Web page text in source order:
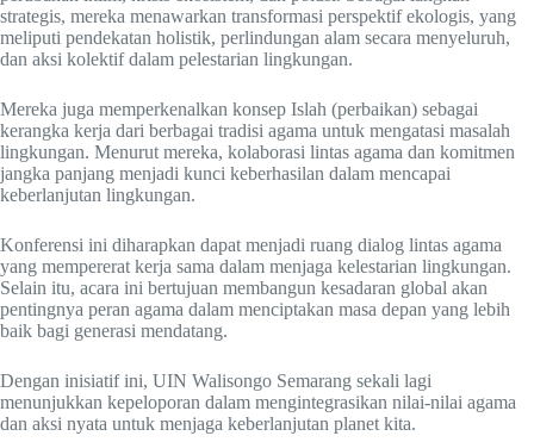
strategis, mereka menawarkan transformasi perspektif ekologis, yang
meliputi pendekatan holistik, perlindungan alam secara menyeluruh,
dan aksi kolektif dalam pelestarian lingkungan.
Mereka juga memperkenalkan konsep Islah (perbaikan) sebagai
kerangka kerja dari berbagai tradisi agama untuk mengatasi masalah
lingkungan. Menurut mereka, kolaborasi lintas agama dan komitmen
jangka panjang menjadi kunci keberhasilan dalam mencapai
keberlanjutan lingkungan.
Konferensi ini diharapkan dapat menjadi ruang dialog lintas agama
yang mempererat kerja sama dalam menjaga kelestarian lingkungan.
Selain itu, acara ini bertujuan membangun kesadaran global akan
pentingnya peran agama dalam menciptakan masa depan yang lebih
baik bagi generasi mendatang.
Dengan inisiatif ini, UIN Walisongo Semarang sekali lagi
menunjukkan kepeloporan dalam mengintegrasikan nilai-nilai agama
dan aksi nyata untuk menjaga keberlanjutan planet kita.